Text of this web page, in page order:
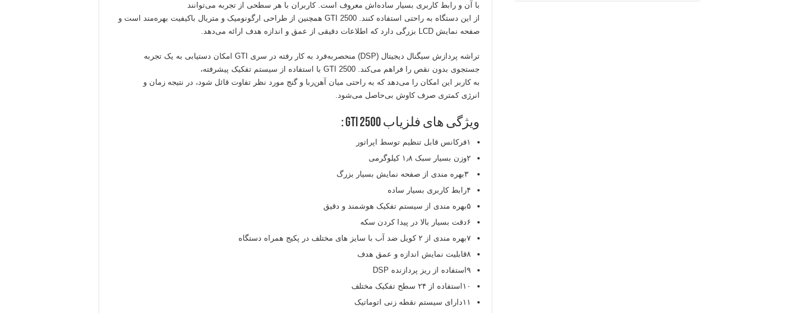
با آن و رابط کاربری بسیار ساده‌اش معروف است. کاربران با هر سطحی از تجربه می‌توانند
از این دستگاه به راحتی استفاده کنند. GTI 2500 همچنین از طراحی ارگونومیک و متریال باکیفیت بهره‌مند است و
صفحه نمایش LCD بزرگی دارد که اطلاعات دقیقی از عمق و اندازه هدف ارائه می‌دهد.
تراشه پردازش سیگنال دیجیتال (DSP) منحصربه‌فرد به کار رفته در سری GTI امکان دستیابی به یک تجربه
جستجوی بدون نقص را فراهم می‌کند. GTI 2500 با استفاده از سیستم تفکیک پیشرفته،
به کاربر این امکان را می‌دهد که به راحتی میان آهن‌ربا و گنج مورد نظر تفاوت قائل شود، در نتیجه زمان و
انرژی کمتری صرف کاوش بی‌حاصل می‌شود.
ویژگی های فلزیاب GTI 2500 :
۱فرکانس قابل تنظیم توسط اپراتور
۲وزن بسیار سبک ۱٫۸ کیلوگرمی
۴رابط کاربری بسیار ساده
۵بهره مندی از سیستم تفکیک هوشمند و دقیق
۶دقت بسیار بالا در پیدا کردن سکه
۷بهره مندی از ۲ کویل ضد آب با سایز های مختلف در پکیج همراه دستگاه
۸قابلیت نمایش اندازه و عمق هدف
۹استفاده از ریز پردازنده DSP
۱۰استفاده از ۲۴ سطح تفکیک مختلف
۱۱دارای سیستم نقطه زنی اتوماتیک